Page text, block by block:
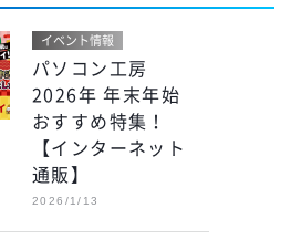
イベント情報
パソコン工房
2026年 年末年始
おすすめ特集！
【インターネット
通販】
2026/1/13